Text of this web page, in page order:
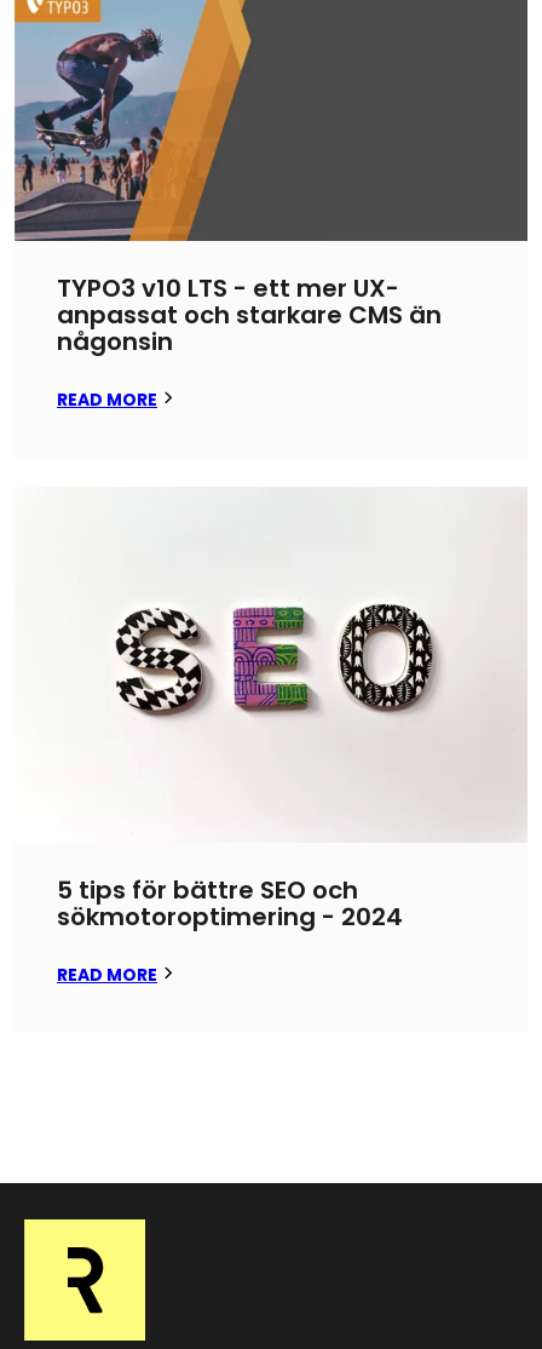
TYPO3 v10 LTS - ett mer UX-
anpassat och starkare CMS än
någonsin
READ MORE
5 tips för bättre SEO och
sökmotoroptimering - 2024
READ MORE